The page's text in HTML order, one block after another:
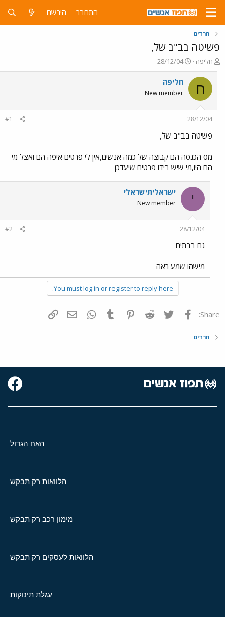
התחבר הירשם
חרדים
פשיטה בב"ב של,
פ
ו
ת
ח
ה
ש
א
חליפה
פ
ו
ר
ם
ר
28/12/04
ח חליפה
New member
28/12/04
#1
פשיטה בב"ב של,
מס הכנסה הם קבוצה של כמה אנשים,אין לי פרטים איפה הם ואצל מי
הם היו,מי שיש בידו פרטים שיעדכן
י ישראליתישראלי
New member
28/12/04
#2
גם בבתים
מישהו שמע ראה
You must log in or register to reply here.
Share: פייסבוק Twitter
Reddit
Pinterest
Tumblr
WhatsAppדואר אלקטרוני
חרדים
האח הגדול
הלוואות רק תבקש
מימון רכב רק תבקש
הלוואות לעסקים רק תבקש
עגלת תינוקות